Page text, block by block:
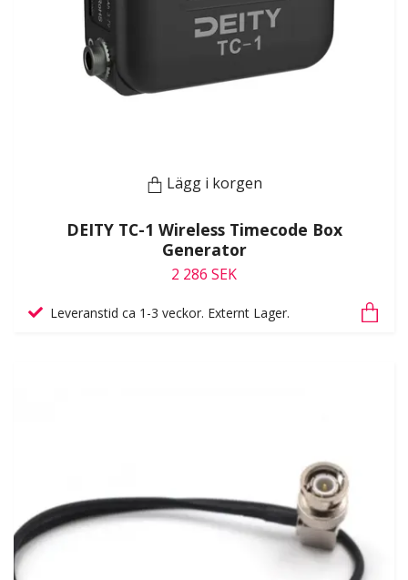
Lägg i korgen
DEITY TC-1 Wireless Timecode Box
Generator
2 286 SEK
Leveranstid ca 1-3 veckor. Externt Lager.